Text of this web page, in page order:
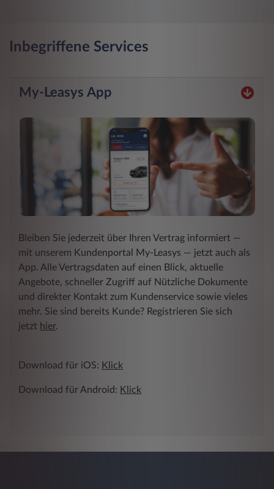
Inbegriffene Services
My-Leasys App
Bleiben Sie jederzeit über Ihren Vertrag informiert ―
mit unserem Kundenportal My-Leasys ― jetzt auch als
App. Alle Vertragsdaten auf einen Blick, aktuelle
Angebote, schneller Zugriff auf Nützliche Dokumente
und direkter Kontakt zum Kundenservice sowie vieles
mehr. Sie sind bereits Kunde? Registrieren Sie sich
jetzt hier.
Download für iOS: Klick
Download für Android: Klick